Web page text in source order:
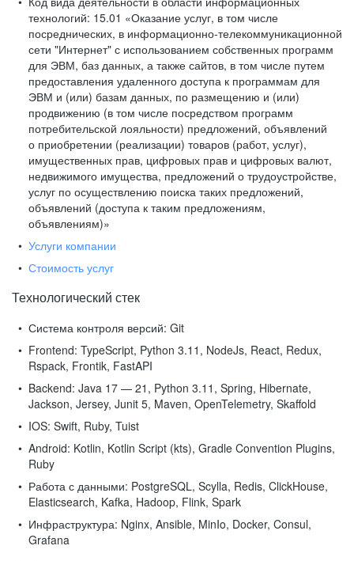
технологий: 15.01 «Оказание услуг, в том числе
посреднических, в информационно-телекоммуникационной
сети "Интернет" с использованием собственных программ
для ЭВМ, баз данных, а также сайтов, в том числе путем
предоставления удаленного доступа к программам для
ЭВМ и (или) базам данных, по размещению и (или)
продвижению (в том числе посредством программ
потребительской лояльности) предложений, объявлений
о приобретении (реализации) товаров (работ, услуг),
имущественных прав, цифровых прав и цифровых валют,
недвижимого имущества, предложений о трудоустройстве,
услуг по осуществлению поиска таких предложений,
объявлений (доступа к таким предложениям,
объявлениям)»
Услуги компании
Стоимость услуг
Технологический стек
Система контроля версий: Git
Frontend: TypeScript, Python 3.11, NodeJs, React, Redux,
Rspack, Frontik, FastAPI
Backend: Java 17 — 21, Python 3.11, Spring, Hibernate,
Jackson, Jersey, Junit 5, Maven, OpenTelemetry, Skaffold
IOS: Swift, Ruby, Tuist
Android: Kotlin, Kotlin Script (kts), Gradle Convention Plugins,
Ruby
Работа с данными: PostgreSQL, Scylla, Redis, ClickHouse,
Elasticsearch, Kafka, Hadoop, Flink, Spark
Инфраструктура: Nginx, Ansible, MinIo, Docker, Consul,
Grafana